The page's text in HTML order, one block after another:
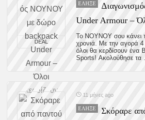
DEAL
ΈΛΗΞΕ
Under Armour –
Το ΝΟΥΝΟΥ σου κάνει
χρονιά. Με την αγορά
όλοι θα κερδίσουν
Sports! Ακολούθησε τα
11 μήνες ago
ΈΛΗΞΕ
Σκόραρε